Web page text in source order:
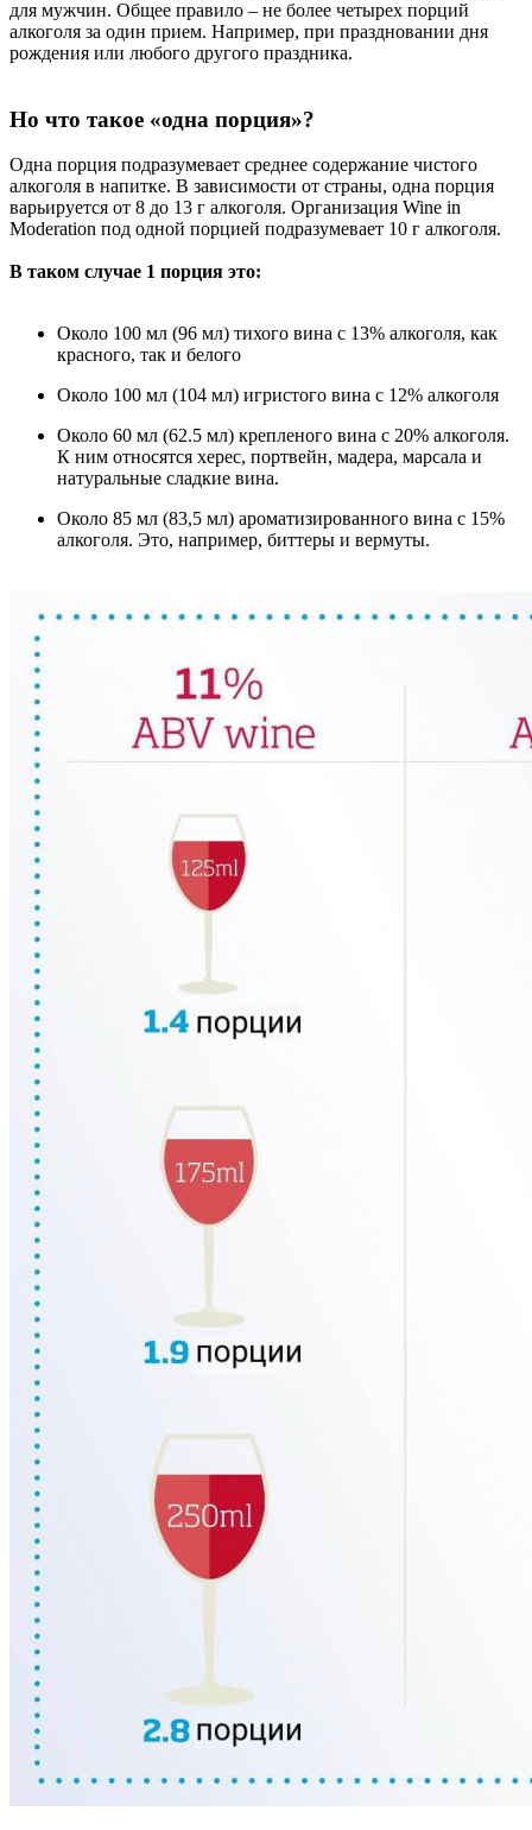
для мужчин. Общее правило – не более четырех порций
алкоголя за один прием. Например, при праздновании дня
рождения или любого другого праздника.
Но что такое «одна порция»?
Одна порция подразумевает среднее содержание чистого
алкоголя в напитке. В зависимости от страны, одна порция
варьируется от 8 до 13 г алкоголя. Организация Wine in
Moderation под одной порцией подразумевает 10 г алкоголя.
В таком случае 1 порция это:
Около 100 мл (96 мл) тихого вина с 13% алкоголя, как
красного, так и белого
Около 100 мл (104 мл) игристого вина с 12% алкоголя
Около 60 мл (62.5 мл) крепленого вина с 20% алкоголя.
К ним относятся херес, портвейн, мадера, марсала и
натуральные сладкие вина.
Около 85 мл (83,5 мл) ароматизированного вина с 15%
алкоголя. Это, например, биттеры и вермуты.